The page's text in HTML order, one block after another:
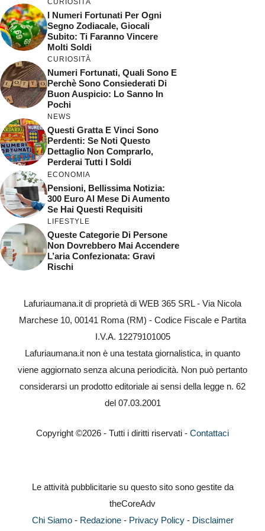
CURIOSITÀ
I Numeri Fortunati Per Ogni
Segno Zodiacale, Giocali
Subito: Ti Faranno Vincere
Molti Soldi
CURIOSITÀ
Numeri Fortunati, Quali Sono E
Perchè Sono Consiederati Di
Buon Auspicio: Lo Sanno In
Pochi
NEWS
Questi Gratta E Vinci Sono
Perdenti: Se Noti Questo
Dettaglio Non Comprarlo,
Perderai Tutti I Soldi
ECONOMIA
Pensioni, Bellissima Notizia:
300 Euro Al Mese Di Aumento
Se Hai Questi Requisiti
LIFESTYLE
Queste Categorie Di Persone
Non Dovrebbero Mai Accendere
L’aria Confezionata: Gravi
Rischi
Lafuriaumana.it di proprietà di WEB 365 SRL - Via Nicola
Marchese 10, 00141 Roma (RM) - Codice Fiscale e Partita
I.V.A. 12279101005
Lafuriaumana.it non è una testata giornalistica, in quanto
viene aggiornato senza alcuna periodicità. Non può pertanto
considerarsi un prodotto editoriale ai sensi della legge n. 62
del 07.03.2001
Copyright ©2026 - Tutti i diritti riservati - Contattaci
Le attività pubblicitarie su questo sito sono gestite da
theCoreAdv
Chi Siamo- Redazione- Privacy Policy- Disclaimer